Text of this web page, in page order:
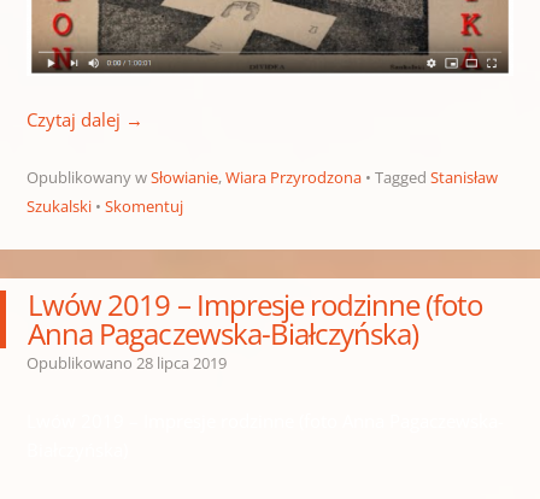
Czytaj dalej →
Opublikowany wSłowianie,Wiara Przyrodzona Tagged Stanisław
Szukalski
Skomentuj
Lwów 2019 – Impresje rodzinne (foto
Anna Pagaczewska-Białczyńska)
Opublikowano 28 lipca 2019